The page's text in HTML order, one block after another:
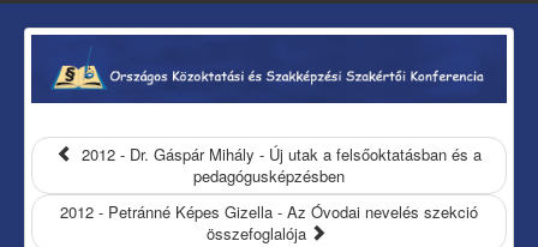
2012 - Dr. Gáspár Mihály - Új utak a felsőoktatásban és a
pedagógusképzésben
2012 - Petránné Képes Gizella - Az Óvodai nevelés szekció
összefoglalója